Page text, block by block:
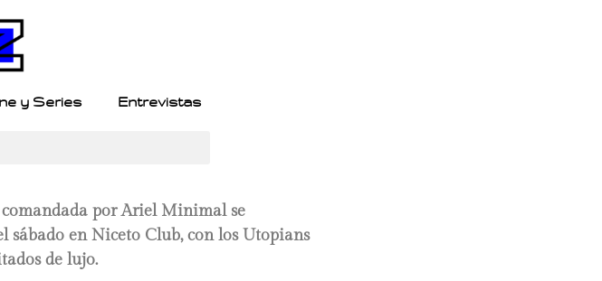
y Series Entrevistas
por Ariel Minimal se
sábado en Niceto Club, con los Utopians
de lujo.